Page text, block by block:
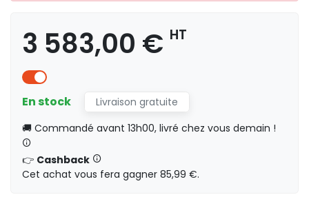
3 983,00 €
5 024,00 €
3 583,00 € HT
En stock
Livraison gratuite
🚚 Commandé avant 13h00, livré chez vous demain !
👉 Cashback
Cet achat vous fera gagner 85,99 €.